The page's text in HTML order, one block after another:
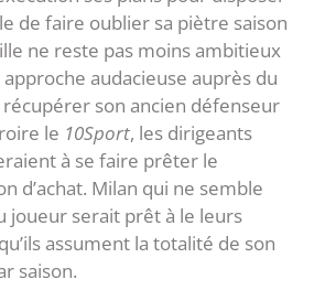
de faire oublier sa piètre saison
ne reste pas moins ambitieux
audacieuse auprès du
récupérer son ancien défenseur
le 10Sport, les dirigeants
à se faire prêter le
d’achat. Milan qui ne semble
joueur serait prêt à le leurs
assument la totalité de son
saison.